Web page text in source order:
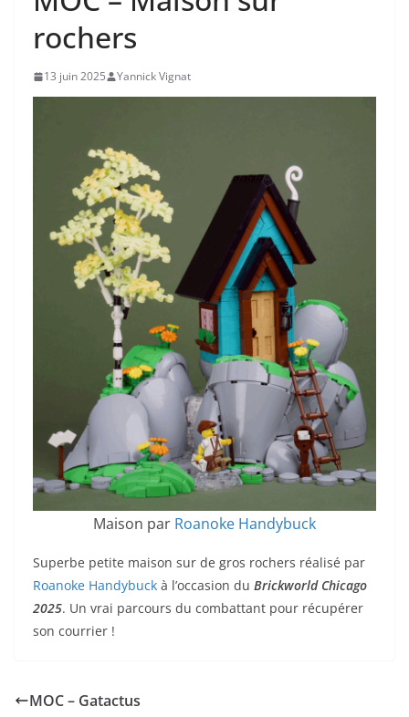
rochers
13 juin 2025 Yannick Vignat
Maison par Roanoke Handybuck
Superbe petite maison sur de gros rochers réalisé par
Roanoke Handybuck à l’occasion du Brickworld Chicago
2025. Un vrai parcours du combattant pour récupérer
son courrier !
MOC – Gatactus